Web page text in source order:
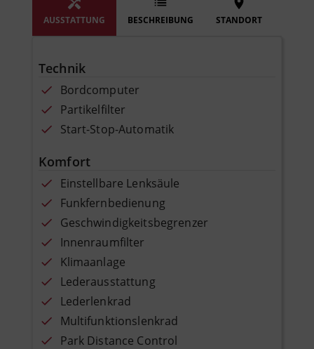
AUSSTATTUNG BESCHREIBUNG STANDORT
Technik
Bordcomputer
Partikelfilter
Start-Stop-Automatik
Komfort
Einstellbare Lenksäule
Funkfernbedienung
Geschwindigkeitsbegrenzer
Innenraumfilter
Klimaanlage
Lederausstattung
Lederlenkrad
Multifunktionslenkrad
Park Distance Control